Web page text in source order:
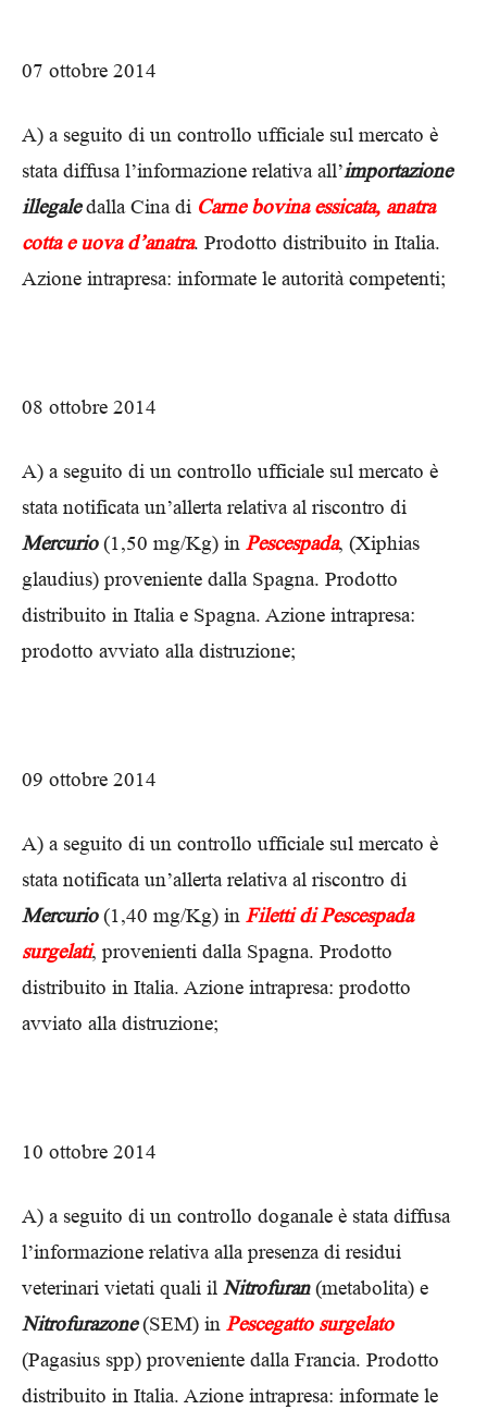
07 ottobre 2014
A) a seguito di un controllo ufficiale sul mercato è
stata diffusa l’informazione relativa all’importazione
illegaledalla Cina di Carne bovina essicata, anatra
cotta e uova d’anatra. Prodotto distribuito in Italia.
Azione intrapresa: informate le autorità competenti;
08 ottobre 2014
A) a seguito di un controllo ufficiale sul mercato è
stata notificata un’allerta relativa al riscontro di
Mercurio(1,50 mg/Kg) in Pescespada, (Xiphias
glaudius) proveniente dalla Spagna. Prodotto
distribuito in Italia e Spagna. Azione intrapresa:
prodotto avviato alla distruzione;
09 ottobre 2014
A) a seguito di un controllo ufficiale sul mercato è
stata notificata un’allerta relativa al riscontro di
Mercurio(1,40 mg/Kg) in Filetti di Pescespada
surgelati, provenienti dalla Spagna. Prodotto
distribuito in Italia. Azione intrapresa: prodotto
avviato alla distruzione;
10 ottobre 2014
A) a seguito di un controllo doganale è stata diffusa
l’informazione relativa alla presenza di residui
veterinari vietati quali il Nitrofuran(metabolita) e
Nitrofurazone(SEM) in Pescegatto surgelato
(Pagasius spp) proveniente dalla Francia. Prodotto
distribuito in Italia. Azione intrapresa: informate le